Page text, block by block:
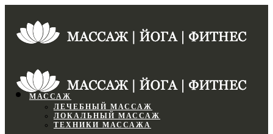
МАССАЖ
ЛЕЧЕБНЫЙ МАССАЖ
ЛОКАЛЬНЫЙ МАССАЖ
ТЕХНИКИ МАССАЖА